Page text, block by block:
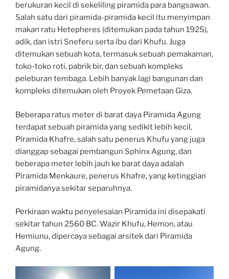
berukuran kecil di sekeliling piramida para bangsawan.
Salah satu dari piramida-piramida kecil itu menyimpan
makan ratu Hetepheres (ditemukan pada tahun 1925),
adik, dan istri Sneferu serta ibu dari Khufu. Juga
ditemukan sebuah kota, termasuk sebuah pemakaman,
toko-toko roti, pabrik bir, dan sebuah kompleks
peleburan tembaga. Lebih banyak lagi bangunan dan
kompleks ditemukan oleh Proyek Pemetaan Giza.
Beberapa ratus meter di barat daya Piramida Agung
terdapat sebuah piramida yang sedikit lebih kecil,
Piramida Khafre, salah satu penerus Khufu yang juga
dianggap sebagai pembangun Sphinx Agung, dan
beberapa meter lebih jauh ke barat daya adalah
Piramida Menkaure, penerus Khafre, yang ketinggian
piramidanya sekitar separuhnya.
Perkiraan waktu penyelesaian Piramida ini disepakati
sekitar tahun 2560 BC. Wazir Khufu, Hemon, atau
Hemiunu, dipercaya sebagai arsitek dari Piramida
Agung.